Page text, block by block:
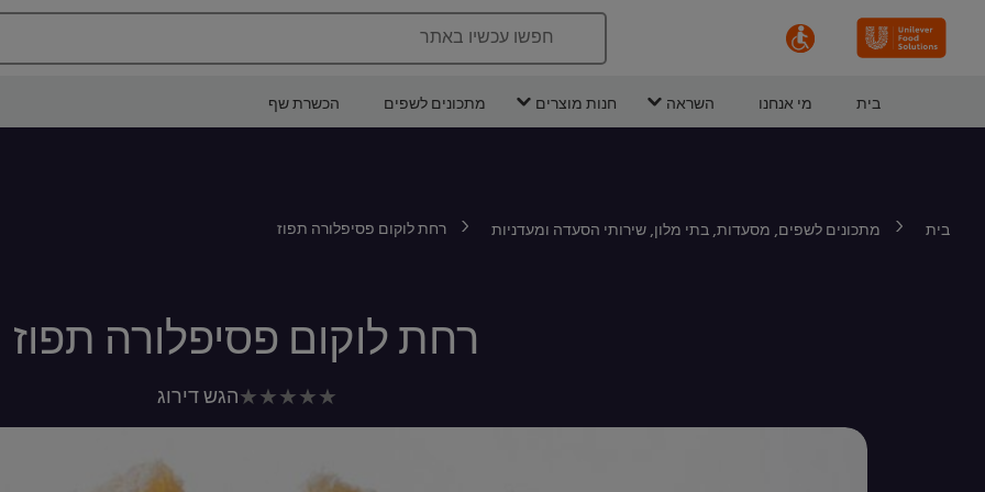
חפשו עכשיו באתר
בית מי אנחנו השראה חנות מוצרים מתכונים לשפים הכשרת שף
בית מתכונים לשפים, מסעדות, בתי מלון, שירותי הסעדה ומעדניות רחת לוקום פסיפלורה תפוז
רחת לוקום פסיפלורה תפוז
לא
נשלחו
הגש דירוג